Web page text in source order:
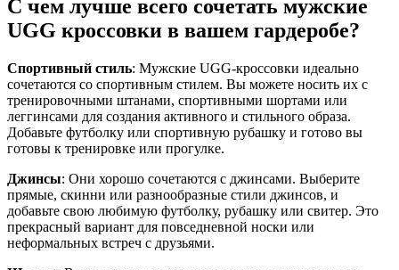
С чем лучше всего сочетать мужские
UGG кроссовки в вашем гардеробе?
Спортивный стиль: Мужские UGG-кроссовки идеально
сочетаются со спортивным стилем. Вы можете носить их с
тренировочными штанами, спортивными шортами или
леггинсами для создания активного и стильного образа.
Добавьте футболку или спортивную рубашку и готово вы
готовы к тренировке или прогулке.
Джинсы: Они хорошо сочетаются с джинсами. Выберите
прямые, скинни или разнообразные стили джинсов, и
добавьте свою любимую футболку, рубашку или свитер. Это
прекрасный вариант для повседневной носки или
неформальных встреч с друзьями.